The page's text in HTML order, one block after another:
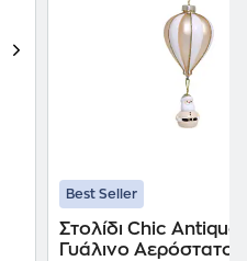
Best Seller
Στολίδι Chic Antique
Γυάλινο Αερόστατο